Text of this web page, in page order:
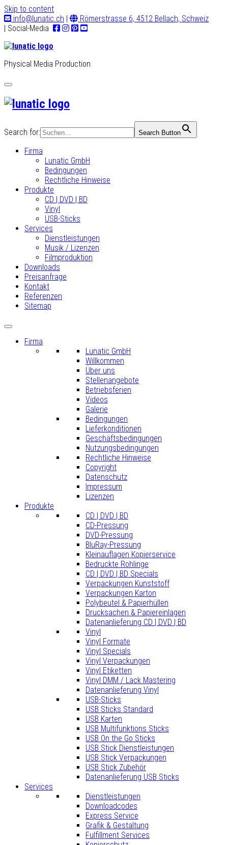
Skip to content
info@lunatic.ch |
Römerstrasse 6, 4512 Bellach, Schweiz
| Social-Media
Physical Media Production
Toggle
navigation
Search for: Search Button
Firma
Lunatic GmbH
Bedingungen
Rechtliche Hinweise
Produkte
CD | DVD | BD
Vinyl
USB-Sticks
Services
Dienstleistungen
Musik / Lizenzen
Filmproduktion
Downloads
Preisanfrage
Kontakt
Referenzen
Sitemap
Firma
Lunatic GmbH
Willkommen
Über uns
Stellenangebote
Betriebsferien
Videos
Galerie
Bedingungen
Lieferkonditionen
Geschäftsbedingungen
Nutzungsbedingungen
Rechtliche Hinweise
Copyright
Datenschutz
Impressum
Lizenzen
Produkte
CD | DVD | BD
CD-Pressung
DVD-Pressung
BluRay-Pressung
Kleinauflagen Kopierservice
Bedruckte Rohlinge
CD | DVD | BD Specials
Verpackungen Kunststoff
Verpackungen Karton
Polybeutel & Papierhüllen
Drucksachen & Papiereinlagen
Datenanlieferung CD | DVD | BD
Vinyl
Vinyl Formate
Vinyl Specials
Vinyl Verpackungen
Vinyl Etiketten
Vinyl DMM / Lack Mastering
Datenanlieferung Vinyl
USB-Sticks
USB Sticks Standard
USB Karten
USB Multifunktions Sticks
USB On the Go Sticks
USB Stick Dienstleistungen
USB Stick Verpackungen
USB Stick Zubehör
Datenanlieferung USB Sticks
Services
Dienstleistungen
Downloadcodes
Express Service
Grafik & Gestaltung
Fulfillment Services